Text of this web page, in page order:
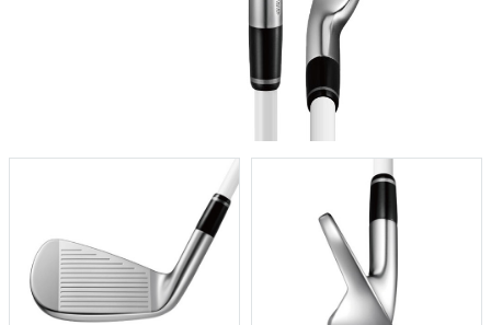
これにより、ダウンブローに打ち込まなくても、払い打つだけでボ
ールが楽に上がります。また、ワイドソール設計が地面とのコンタ
クトをスムーズにし、多少手前から入ってもソールが滑ってミスを
カバーしてくれます。 「カッコいいアイアンを使いたいけれど、ス
コアも諦めたくない」。そんなゴルファーにこそ、このギャップを
シンプルに、やさしく、そしてカッコよく。 『PRGR 05 アイアン』